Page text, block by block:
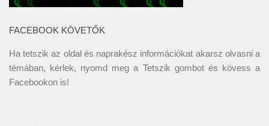
FACEBOOK KÖVETŐK
Ha tetszik az oldal és naprakész információkat akarsz olvasni a
témában, kérlek, nyomd meg a Tetszik gombot és kövess a
Facebookon is!